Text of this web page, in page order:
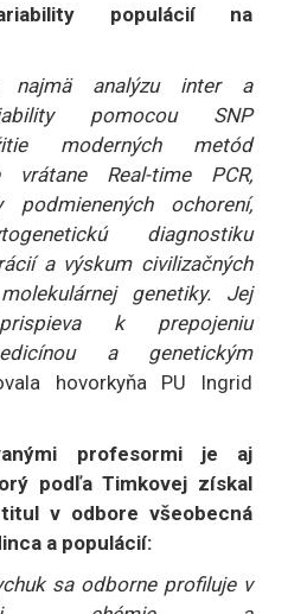
populácií na
najmä analýzu inter a
pomocou SNP
moderných metód
vrátane Real-time PCR,
podmienených ochorení,
diagnostiku
a výskum civilizačných
genetiky. Jej
k prepojeniu
a genetickým
hovorkyňa PU Ingrid
profesormi je aj
podľa Timkovej získal
v odbore všeobecná
a populácií:
sa odborne profiluje v